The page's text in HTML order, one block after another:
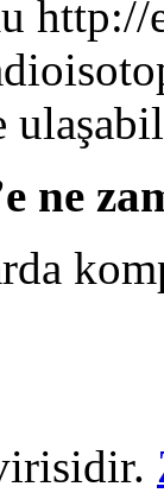
http://
ne